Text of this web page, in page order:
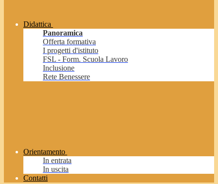
Didattica
Panoramica
Offerta formativa
I progetti d'istituto
FSL - Form. Scuola Lavoro
Inclusione
Rete Benessere
Orientamento
In entrata
In uscita
Contatti